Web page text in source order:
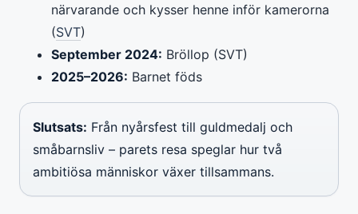
närvarande och kysser henne inför kamerorna
(SVT)
September 2024: Bröllop (SVT)
2025–2026: Barnet föds
Slutsats: Från nyårsfest till guldmedalj och
småbarnsliv – parets resa speglar hur två
ambitiösa människor växer tillsammans.